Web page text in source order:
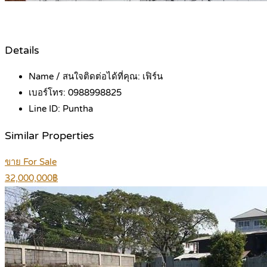
Details
Name / สนใจติดต่อได้ที่คุณ: เฟิร์น
เบอร์โทร: 0988998825
Line ID: Puntha
Similar Properties
ขาย For Sale
32,000,000฿